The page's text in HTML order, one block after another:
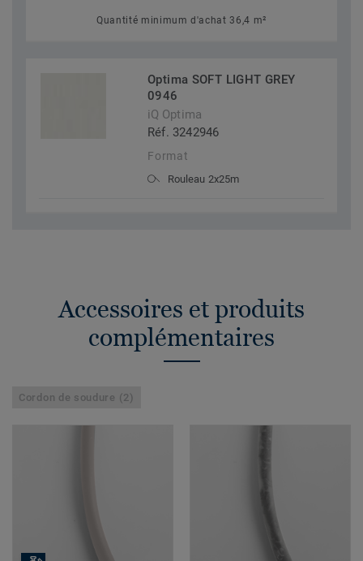
Quantité minimum d'achat 36,4 m²
Optima SOFT LIGHT GREY
0946
iQ Optima
Réf. 3242946
Format
Rouleau 2x25m
Accessoires et produits
complémentaires
Cordon de soudure (2)